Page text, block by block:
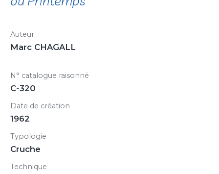
Auteur
Marc CHAGALL
N° catalogue raisonné
C-320
Date de création
1962
Typologie
Cruche
Technique